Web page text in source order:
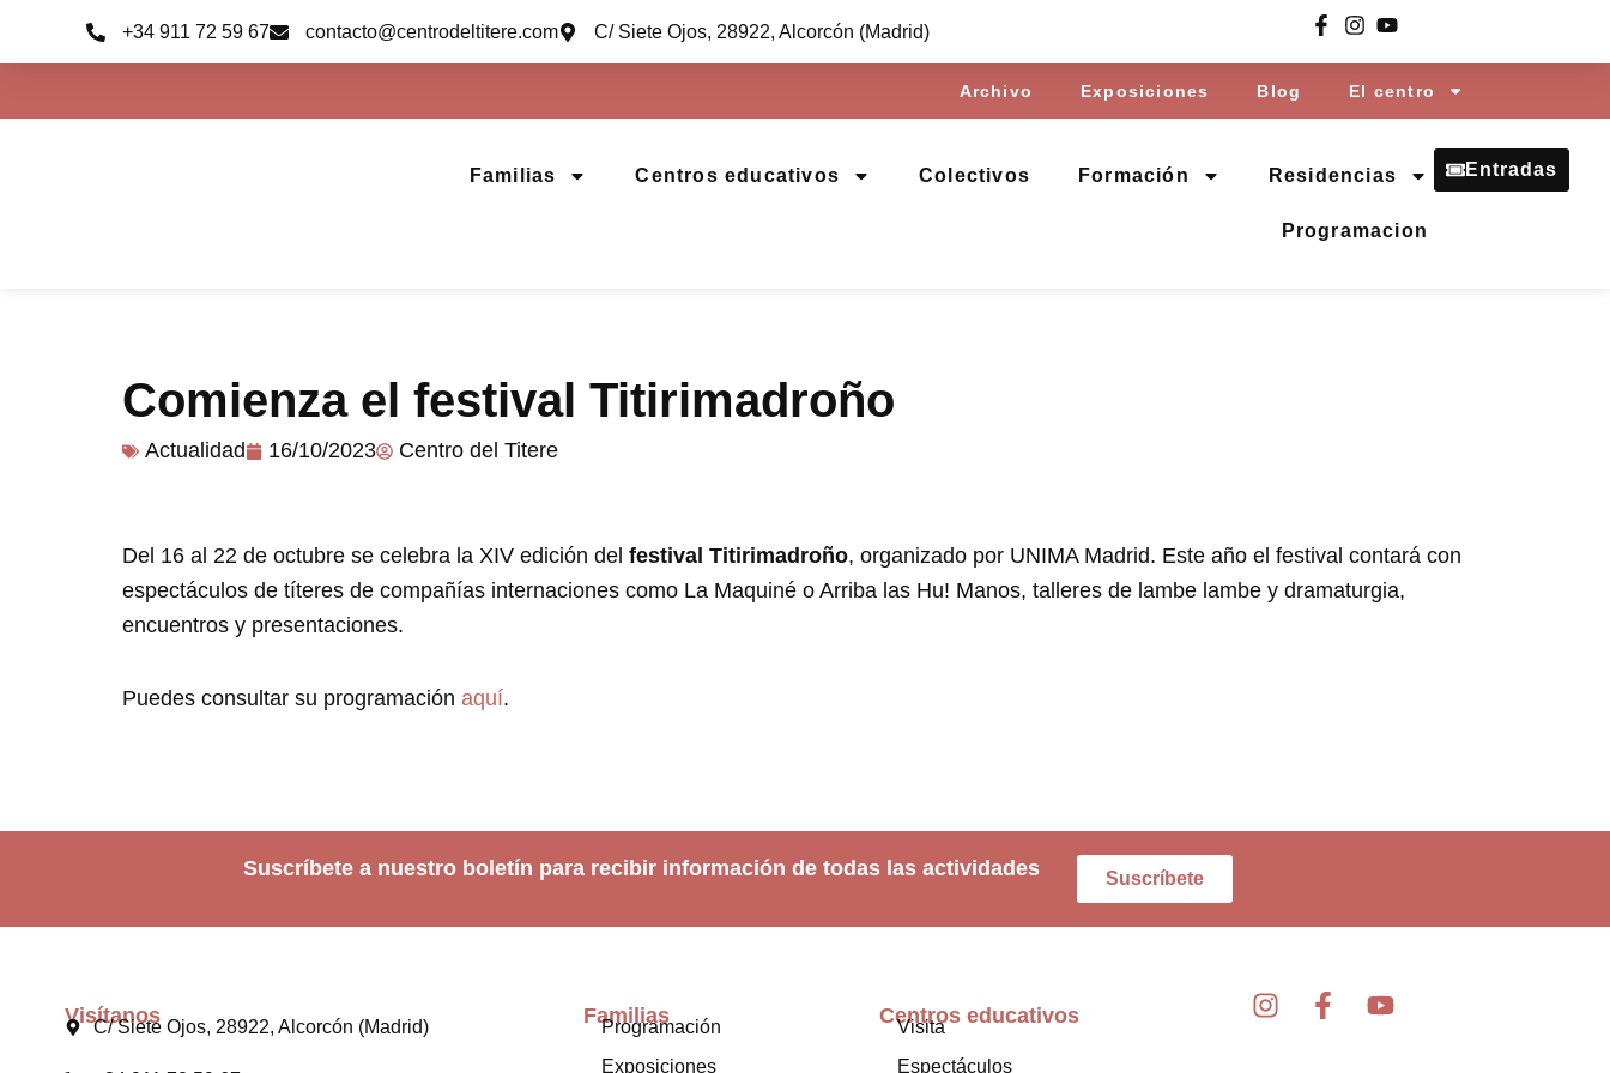
+34 911 72 59 67 contacto@centrodeltitere.com C/ Siete Ojos, 28922, Alcorcón (Madrid)
Archivo Exposiciones Blog El centro
Familias Centros educativos Colectivos Formación Residencias
Programacion
Entradas
Comienza el festival Titirimadroño
Actualidad 16/10/2023 Centro del Titere
Del 16 al 22 de octubre se celebra la XIV edición del festival Titirimadroño, organizado por UNIMA Madrid. Este año el festival contará con
espectáculos de títeres de compañías internaciones como La Maquiné o Arriba las Hu! Manos, talleres de lambe lambe y dramaturgia,
encuentros y presentaciones.
Puedes consultar su programación aquí.
Suscríbete a nuestro boletín para recibir información de todas las actividades Suscríbete
Visítanos
C/ Siete Ojos, 28922, Alcorcón (Madrid) Familias
Programación
Exposiciones
Centros educativos
Visita
Espectáculos
I
F
Y